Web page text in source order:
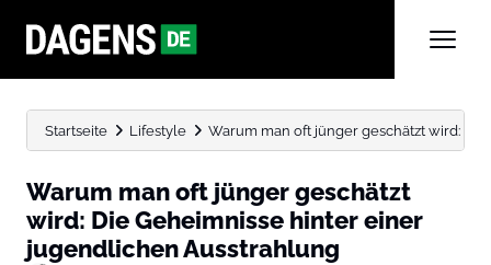
Startseite Lifestyle Warum man oft jünger geschätzt wird: Die
Warum man oft jünger geschätzt
wird: Die Geheimnisse hinter einer
jugendlichen Ausstrahlung